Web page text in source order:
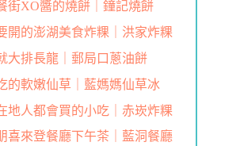
街XO醬的燒餅｜鐘記燒餅
開的澎湖美食炸粿｜洪家炸粿
大排長龍｜郵局口蔥油餅
的軟嫩仙草｜藍媽媽仙草冰
地人都會買的小吃｜赤崁炸粿
喜來登餐廳下午茶｜藍洞餐廳